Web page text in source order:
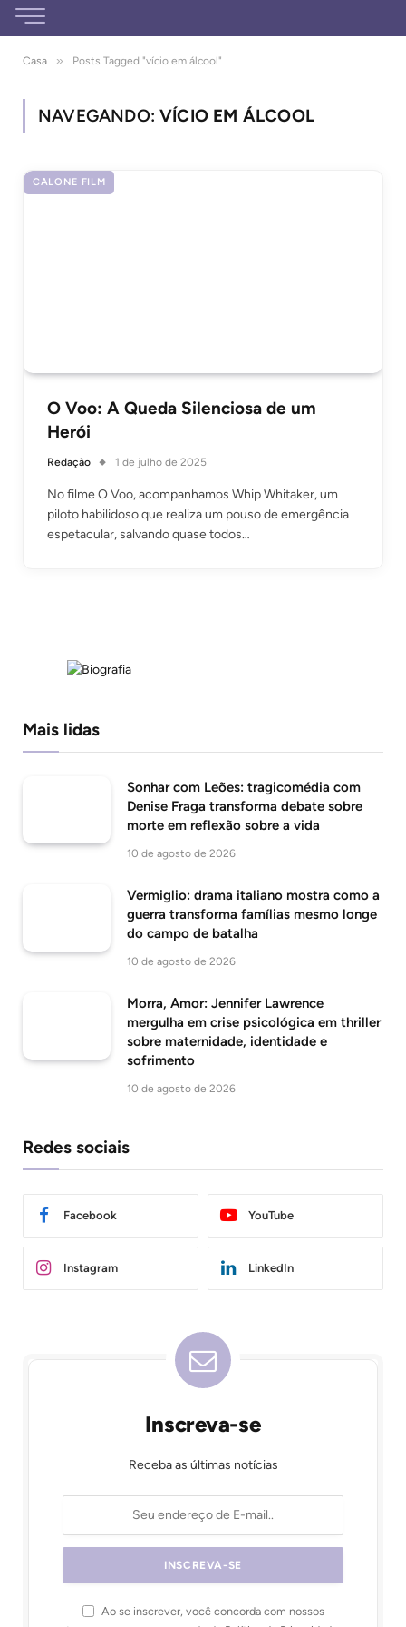
Casa » Posts Tagged "vício em álcool"
NAVEGANDO:VÍCIO EM ÁLCOOL
CALONE FILM
O Voo: A Queda Silenciosa de um
Herói
Redação 1 de julho de 2025
No filme O Voo, acompanhamos Whip Whitaker, um
piloto habilidoso que realiza um pouso de emergência
espetacular, salvando quase todos…
Mais lidas
Sonhar com Leões: tragicomédia com
Denise Fraga transforma debate sobre
morte em reflexão sobre a vida
10 de agosto de 2026
Vermiglio: drama italiano mostra como a
guerra transforma famílias mesmo longe
do campo de batalha
10 de agosto de 2026
Morra, Amor: Jennifer Lawrence
mergulha em crise psicológica em thriller
sobre maternidade, identidade e
sofrimento
10 de agosto de 2026
Redes sociais
Facebook YouTube
Instagram LinkedIn
Inscreva-se
Receba as últimas notícias
Ao se inscrever, você concorda com nossos